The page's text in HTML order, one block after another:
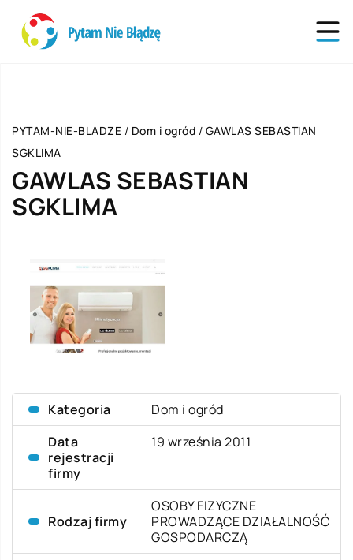
PYTAM-NIE-BLADZE / Dom i ogród / GAWLAS SEBASTIAN
SGKLIMA
GAWLAS SEBASTIAN
SGKLIMA
Kategoria
Dom i ogród
Data
rejestracji
firmy
19 września 2011
Rodzaj firmy
OSOBY FIZYCZNE
PROWADZĄCE DZIAŁALNOŚĆ
GOSPODARCZĄ